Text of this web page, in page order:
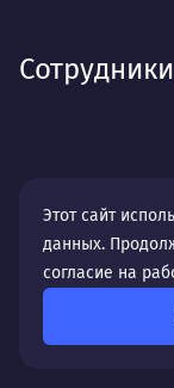
Сотрудники
Этот сайт
данных.
согласие на